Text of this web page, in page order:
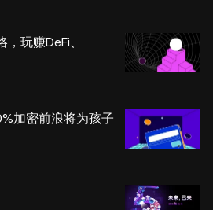
玩赚DeFi、
加密前浪将为孩子